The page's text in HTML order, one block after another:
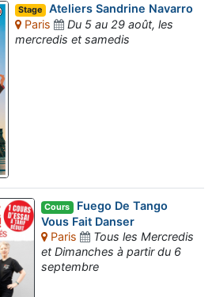
Stage Ateliers Sandrine Navarro
Paris
Du 5 au 29 août, les
mercredis et samedis
Cours Fuego De Tango
Vous Fait Danser
Paris
Tous les Mercredis
et Dimanches à partir du 6
septembre